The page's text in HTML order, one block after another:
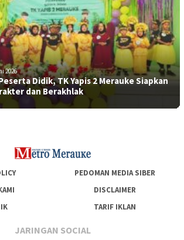
2026
Didik, TK Yapis 2 Merauke Siapkan
dan Berakhlak
PEDOMAN MEDIA SIBER
DISCLAIMER
TARIF IKLAN
JARINGAN SOCIAL